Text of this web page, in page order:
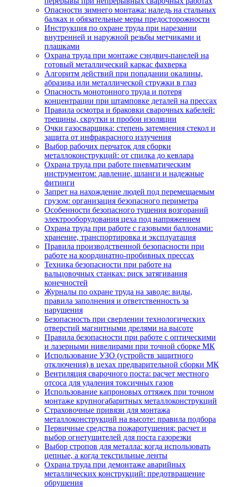
Опасности зимнего монтажа: наледь на стальных
балках и обязательные меры предосторожности
Инструкция по охране труда при нарезании
внутренней и наружной резьбы метчиками и
плашками
Охрана труда при монтаже сэндвич-панелей на
готовый металлический каркас фахверка
Алгоритм действий при попадании окалины,
абразива или металлической стружки в глаз
Опасность монотонного труда и потеря
концентрации при штамповке деталей на прессах
Правила осмотра и браковки сварочных кабелей:
трещины, скрутки и пробои изоляции
Очки газосварщика: степень затемнения стекол и
защита от инфракрасного излучения
Выбор рабочих перчаток для сборки
металлоконструкций: от спилка до кевлара
Охрана труда при работе пневматическим
инструментом: давление, шланги и надежные
фитинги
Запрет на нахождение людей под перемещаемым
грузом: организация безопасного периметра
Особенности безопасного тушения возгораний
электрооборудования цеха под напряжением
Охрана труда при работе с газовыми баллонами:
хранение, транспортировка и эксплуатация
Правила производственной безопасности при
работе на координатно-пробивных прессах
Техника безопасности при работе на
вальцовочных станках: риск затягивания
конечностей
Журналы по охране труда на заводе: виды,
правила заполнения и ответственность за
нарушения
Безопасность при сверлении технологических
отверстий магнитными дрелями на высоте
Правила безопасности при работе с оптическими
и лазерными нивелирами при точной сборке МК
Использование УЗО (устройств защитного
отключения) в цехах предварительной сборки МК
Вентиляция сварочного поста: расчет местного
отсоса для удаления токсичных газов
Использование капроновых оттяжек при точном
монтаже крупногабаритных металлоконструкций
Страховочные привязи для монтажа
металлоконструкций на высоте: правила подбора
Первичные средства пожаротушения: расчет и
выбор огнетушителей для поста газорезки
Выбор стропов для металла: когда использовать
цепные, а когда текстильные ленты
Охрана труда при демонтаже аварийных
металлических конструкций: предотвращение
обрушения